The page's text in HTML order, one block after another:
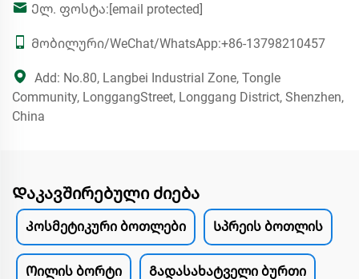
Ელ. ფოსტა:[email protected]
Მობილური/WeChat/WhatsApp:+86-13798210457
Add: No.80, Langbei Industrial Zone, Tongle
Community, LonggangStreet, Longgang District, Shenzhen,
China
Დაკავშირებული ძიება
Კოსმეტიკური ბოთლები Სპრეის ბოთლის
Ოილის ბორტი Გადასახატველი ბურთი